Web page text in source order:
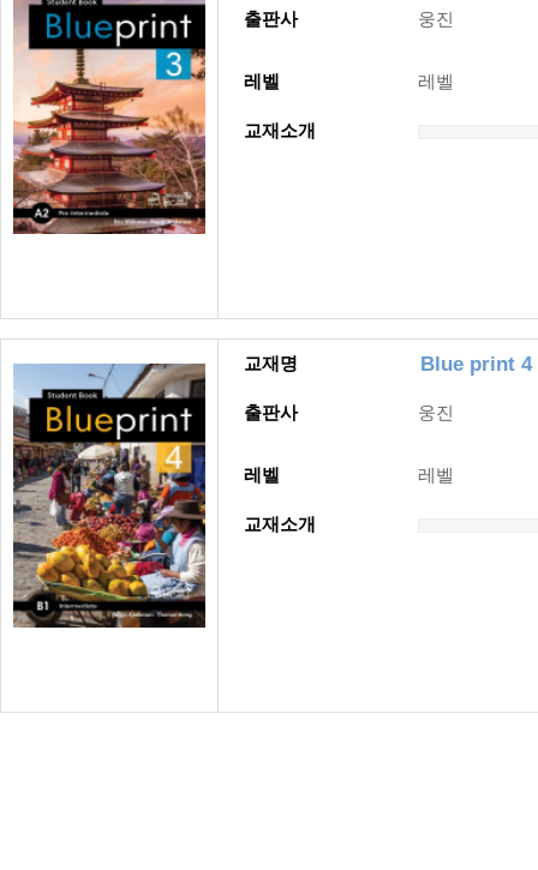
출판사 웅진
레벨 레벨
교재소개
교재명 Blue print 4
출판사 웅진
레벨 레벨
교재소개